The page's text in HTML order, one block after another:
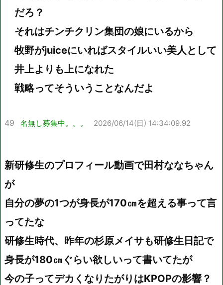
だろ？
それはチンチクリン集団の娘にいるから
牧野がjuiceにいればスタイルいい美人として
井上よりも上になれた
戦略ってそういうことなんだよ
49 名無し募集中。。。 2026/06/14(日) 14:34:09.92
新研修生のプロフィール動画で田村ななちゃん
が
自分の夢の1つが身長が170㎝を超える事って言
ってたな
研修生時代、昨年の杉原メイサも研修生日記で
身長が180㎝ぐらい欲しいって書いてたが
今の子ってデカくなりたがりはKPOPの影響？